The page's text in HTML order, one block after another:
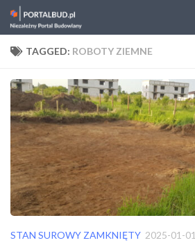
Skip to content
TAGGED: ROBOTY ZIEMNE
STAN SUROWY ZAMKNIĘTY 2025-01-01